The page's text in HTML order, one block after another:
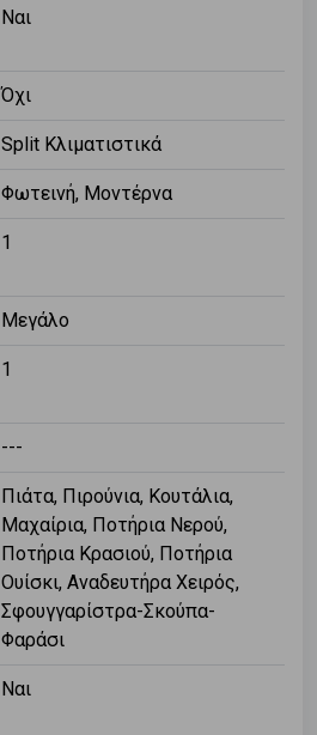
Ναι
Όχι
Split Κλιματιστικά
Φωτεινή, Μοντέρνα
1
Μεγάλο
1
---
Πιάτα, Πιρούνια, Κουτάλια,
Μαχαίρια, Ποτήρια Νερού,
Ποτήρια Κρασιού, Ποτήρια
Ουίσκι, Αναδευτήρα Χειρός,
Σφουγγαρίστρα-Σκούπα-
Φαράσι
Ναι